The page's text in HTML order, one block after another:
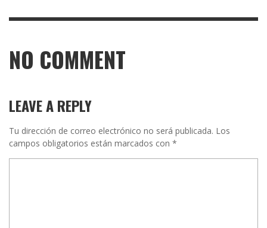
NO COMMENT
LEAVE A REPLY
Tu dirección de correo electrónico no será publicada. Los
campos obligatorios están marcados con *